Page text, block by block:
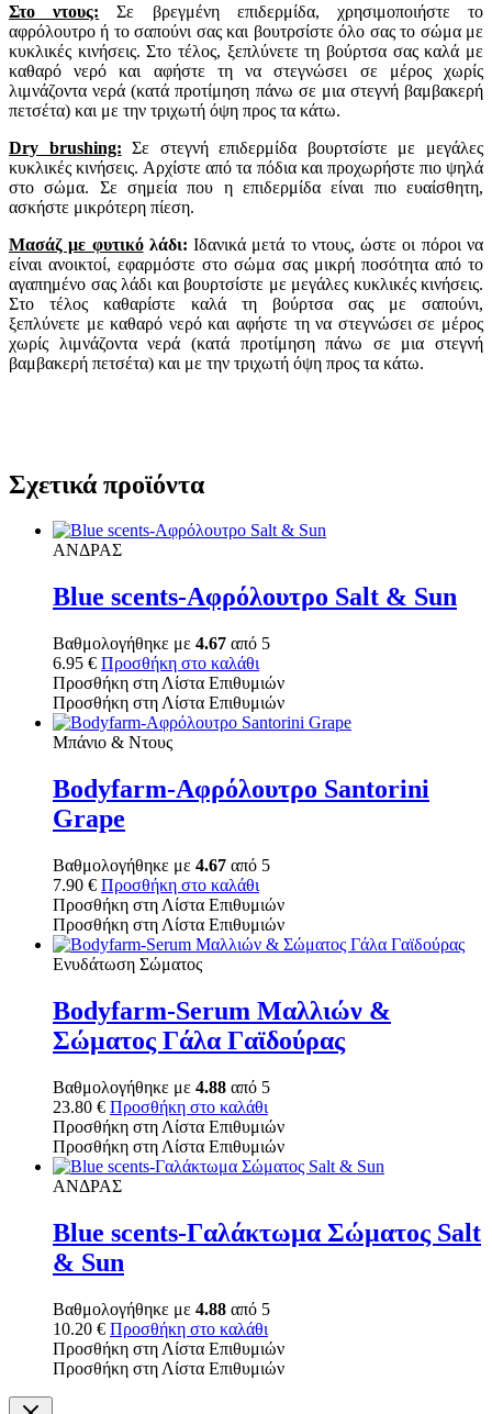
Στο ντους: Σε βρεγμένη επιδερμίδα, χρησιμοποιήστε το
αφρόλουτρο ή το σαπούνι σας και βουτρσίστε όλο σας το σώμα με
κυκλικές κινήσεις. Στο τέλος, ξεπλύνετε τη βούρτσα σας καλά με
καθαρό νερό και αφήστε τη να στεγνώσει σε μέρος χωρίς
λιμνάζοντα νερά (κατά προτίμηση πάνω σε μια στεγνή βαμβακερή
πετσέτα) και με την τριχωτή όψη προς τα κάτω.
Dry brushing: Σε στεγνή επιδερμίδα βουρτσίστε με μεγάλες
κυκλικές κινήσεις. Αρχίστε από τα πόδια και προχωρήστε πιο ψηλά
στο σώμα. Σε σημεία που η επιδερμίδα είναι πιο ευαίσθητη,
ασκήστε μικρότερη πίεση.
Μασάζ με φυτικόλάδι: Ιδανικά μετά το ντους, ώστε οι πόροι να
είναι ανοικτοί, εφαρμόστε στο σώμα σας μικρή ποσότητα από το
αγαπημένο σας λάδι και βουρτσίστε με μεγάλες κυκλικές κινήσεις.
Στο τέλος καθαρίστε καλά τη βούρτσα σας με σαπούνι,
ξεπλύνετε με καθαρό νερό και αφήστε τη να στεγνώσει σε μέρος
χωρίς λιμνάζοντα νερά (κατά προτίμηση πάνω σε μια στεγνή
βαμβακερή πετσέτα) και με την τριχωτή όψη προς τα κάτω.
Σχετικά προϊόντα
ΑΝΔΡΑΣ
Blue scents-Αφρόλουτρο Salt & Sun
Βαθμολογήθηκε με 4.67 από 5
6.95 € Προσθήκη στο καλάθι
Προσθήκη στη Λίστα Επιθυμιών
Προσθήκη στη Λίστα Επιθυμιών
Μπάνιο & Ντους
Bodyfarm-Αφρόλουτρο Santorini
Grape
Βαθμολογήθηκε με 4.67 από 5
7.90 € Προσθήκη στο καλάθι
Προσθήκη στη Λίστα Επιθυμιών
Προσθήκη στη Λίστα Επιθυμιών
Ενυδάτωση Σώματος
Bodyfarm-Serum Μαλλιών &
Σώματος Γάλα Γαϊδούρας
Βαθμολογήθηκε με 4.88 από 5
23.80 € Προσθήκη στο καλάθι
Προσθήκη στη Λίστα Επιθυμιών
Προσθήκη στη Λίστα Επιθυμιών
ΑΝΔΡΑΣ
Blue scents-Γαλάκτωμα Σώματος Salt
& Sun
Βαθμολογήθηκε με 4.88 από 5
10.20 € Προσθήκη στο καλάθι
Προσθήκη στη Λίστα Επιθυμιών
Προσθήκη στη Λίστα Επιθυμιών